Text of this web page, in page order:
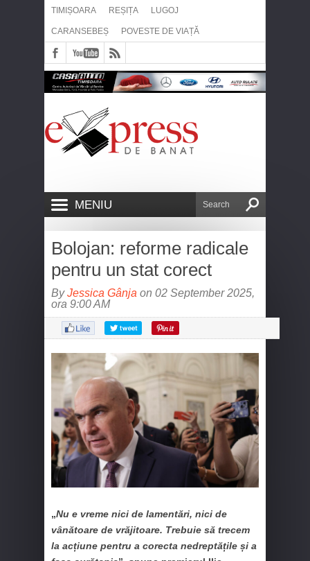
TIMIȘOARA REȘIȚA LUGOJ
CARANSEBEȘ POVESTE DE VIAȚĂ
MENIU
Bolojan: reforme radicale
pentru un stat corect
ByJessica Gânja on 02 September 2025,
ora 9:00 AM
„Nu e vreme nici de lamentări, nici de
vânătoare de vrăjitoare. Trebuie să trecem
la acțiune pentru a corecta nedreptățile și a